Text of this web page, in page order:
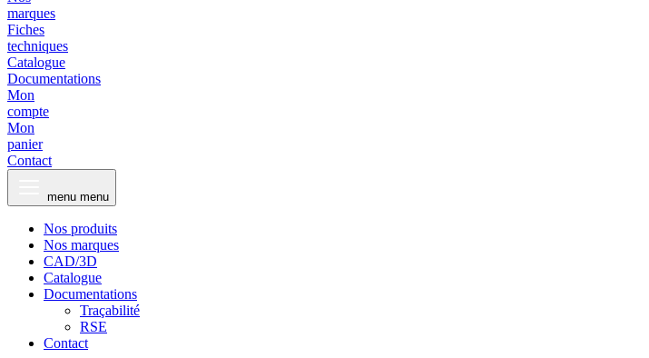
marques
Fiches
techniques
Catalogue
Documentations
Mon
compte
Mon
panier
Contact
menu menu
Nos produits
Nos marques
CAD/3D
Catalogue
Documentations
Traçabilité
RSE
Contact